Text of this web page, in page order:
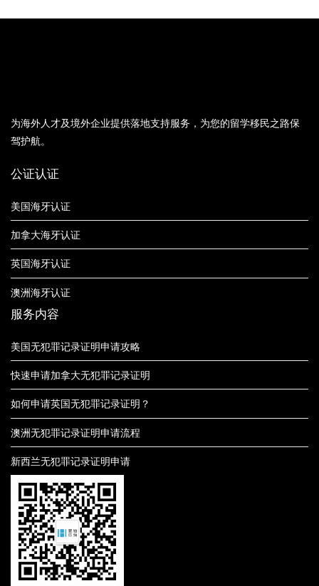
为海外人才及境外企业提供落地支持服务，为您的留学移民之路保
驾护航。
公证认证
美国海牙认证
加拿大海牙认证
英国海牙认证
澳洲海牙认证
服务内容
美国无犯罪记录证明申请攻略
快速申请加拿大无犯罪记录证明
如何申请英国无犯罪记录证明？
澳洲无犯罪记录证明申请流程
新西兰无犯罪记录证明申请